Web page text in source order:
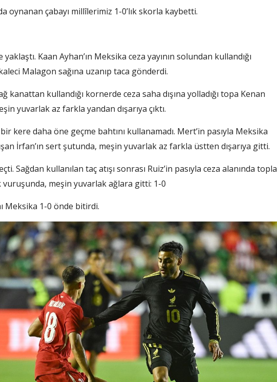
oynanan çabayı millîlerimiz 1-0’lık skorla kaybetti.
Kaan Ayhan’ın Meksika ceza yayının solundan kullandığı
Malagon sağına uzanıp taca gönderdi.
kanattan kullandığı kornerde ceza saha dışına yolladığı topa Kenan
yuvarlak az farkla yandan dışarıya çıktı.
kere daha öne geçme bahtını kullanamadı. Mert’in pasıyla Meksika
İrfan’ın sert şutunda, meşin yuvarlak az farkla üstten dışarıya gitti.
Sağdan kullanılan taç atışı sonrası Ruiz’in pasıyla ceza alanında topla
vuruşunda, meşin yuvarlak ağlara gitti: 1-0
Meksika 1-0 önde bitirdi.